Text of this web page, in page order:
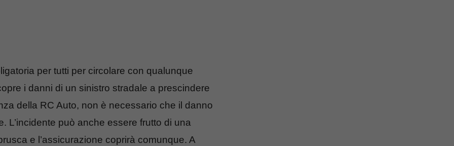
per tutti per circolare con qualunque
i danni di un sinistro stradale a prescindere
della RC Auto, non è necessario che il danno
L’incidente può anche essere frutto di una
e l’assicurazione coprirà comunque. A